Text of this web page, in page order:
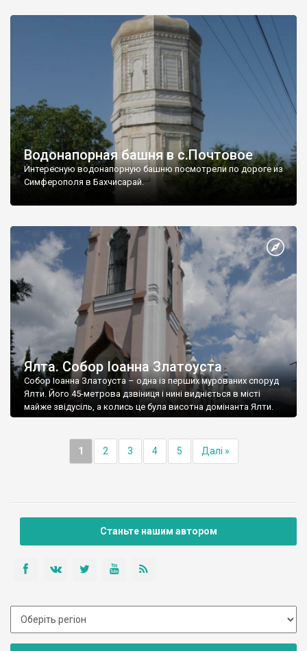
Водонапорная башня в с.Почтовое
Интересную водонапорную башню посмотрели по дороге из
Симферополя в Бахчисарай.
Ялта. Собор Іоанна Златоуста
Собор Іоанна Златоуста – одна із перших мурованих споруд
Ялти. Його 45-метрова дзвіниця і нині видніється в місті
майже звідусіль, а колись це була висотна домінанта Ялти.
1 2 3 4 5 Далі »
Станьте нашим автором